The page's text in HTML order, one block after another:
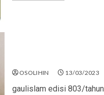
OSOLIHIN 13/03/2023
gaulislam edisi 803/